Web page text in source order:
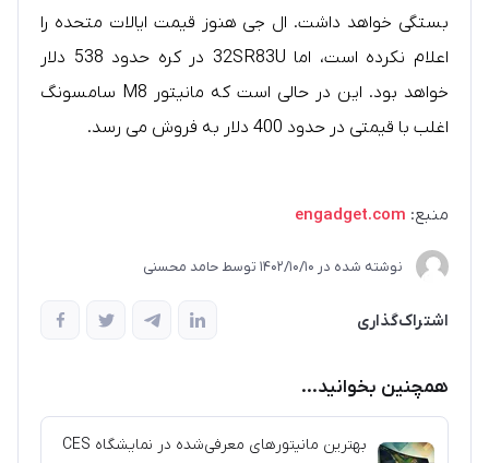
بستگی خواهد داشت. ال جی هنوز قیمت ایالات متحده را
اعلام نکرده است، اما 32SR83U در کره حدود 538 دلار
خواهد بود. این در حالی است که مانیتور M8 سامسونگ
اغلب با قیمتی در حدود 400 دلار به فروش می رسد.
منبع: engadget.com
نوشته شده در 1402/10/10 توسط حامد محسنی
اشتراک‌گذاری
همچنین بخوانید...
بهترین مانیتورهای معرفی‌شده در نمایشگاه CES